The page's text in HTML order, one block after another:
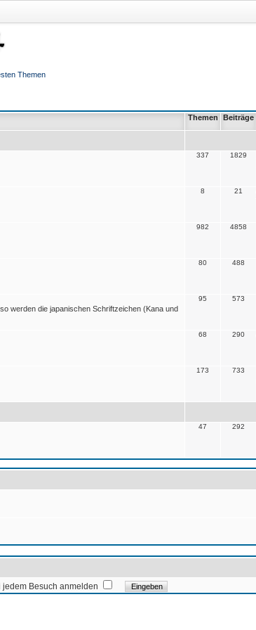
Themen
Themen Beiträge
337 1829
8 21
982 4858
80 488
werden die japanischen Schriftzeichen (Kana und
95 573
68 290
173 733
47 292
jedem Besuch anmelden